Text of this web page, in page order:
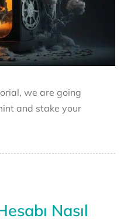
we are going
and stake your
Nasıl